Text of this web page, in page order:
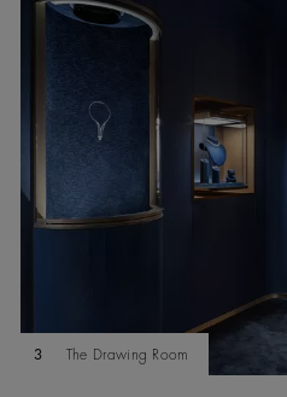
3 The Drawing Room